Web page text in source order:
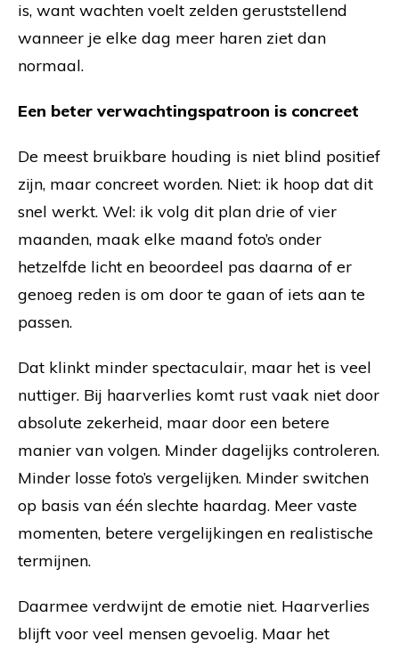
is, want wachten voelt zelden geruststellend
wanneer je elke dag meer haren ziet dan
normaal.
Een beter verwachtingspatroon is concreet
De meest bruikbare houding is niet blind positief
zijn, maar concreet worden. Niet: ik hoop dat dit
snel werkt. Wel: ik volg dit plan drie of vier
maanden, maak elke maand foto’s onder
hetzelfde licht en beoordeel pas daarna of er
genoeg reden is om door te gaan of iets aan te
passen.
Dat klinkt minder spectaculair, maar het is veel
nuttiger. Bij haarverlies komt rust vaak niet door
absolute zekerheid, maar door een betere
manier van volgen. Minder dagelijks controleren.
Minder losse foto’s vergelijken. Minder switchen
op basis van één slechte haardag. Meer vaste
momenten, betere vergelijkingen en realistische
termijnen.
Daarmee verdwijnt de emotie niet. Haarverlies
blijft voor veel mensen gevoelig. Maar het